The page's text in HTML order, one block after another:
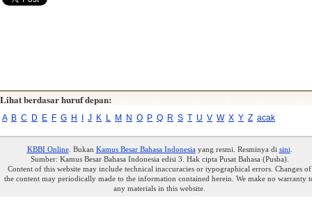
Lihat berdasar huruf depan:
A B C D E F G H I J K L M N O P Q R S T U V W X Y Z acak
KBBI Online. Bukan Kamus Besar Bahasa Indonesiayang resmi. Resminya di sini
Sumber: Kamus Besar Bahasa Indonesia edisi 3. Hak cipta Pusat Bahasa (Pusba).
Content of this website may include technical inaccuracies or typographical errors. Changes of
the content may periodically made to the information contained herein. We make no warranty
any materials in this website.